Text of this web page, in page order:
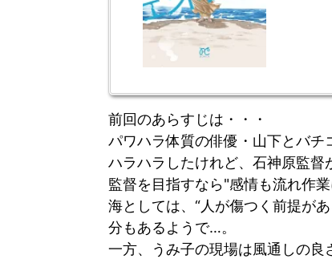
前回のあらすじは・・・
パワハラ体質の俳優・山下とバチ
ハラハラしたけれど、石神原監
監督を目指すなら"感情も流れ作
海としては、“人が傷つく 前提が
分もあるようで…。
一方、うみ子の現場は風通しの